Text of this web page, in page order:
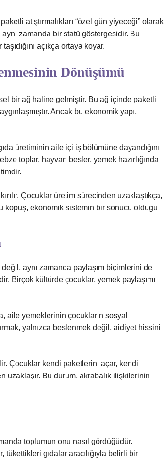
atıştırmalıkları “özel gün yiyeceği” olarak
aynı zamanda bir statü göstergesidir. Bu
açıkça ortaya koyar.
Dönüşümü
bir ağ haline gelmiştir. Bu ağ içinde paketli
Ancak bu ekonomik yapı,
üretiminin aile içi iş bölümüne dayandığını
toplar, hayvan besler, yemek hazırlığında
Çocuklar üretim sürecinden uzaklaştıkça,
kopuş, ekonomik sistemin bir sonucu olduğu
aynı zamanda paylaşım biçimlerini de
Birçok kültürde çocuklar, yemek paylaşımı
aile yemeklerinin çocukların sosyal
yalnızca beslenmek değil, aidiyet hissini
Çocuklar kendi paketlerini açar, kendi
uzaklaşır. Bu durum, akrabalık ilişkilerinin
toplumun onu nasıl gördüğüdür.
gıdalar aracılığıyla belirli bir